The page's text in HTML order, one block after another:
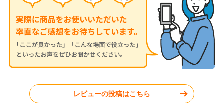
レビューの投稿はこちら